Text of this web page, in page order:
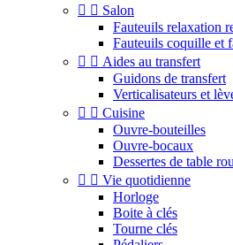
  Salon
Fauteuils relaxation
Fauteuils coquille et
  Aides au transfert
Guidons de transfert
Verticalisateurs et
  Cuisine
Ouvre-bouteilles
Ouvre-bocaux
Dessertes de table
  Vie quotidienne
Horloge
Boite à clés
Tourne clés